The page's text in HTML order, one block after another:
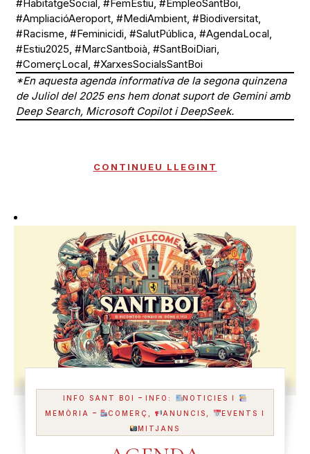
#HabitatgeSocial, #FemEstiu, #EmpleoSantBoi,
#AmpliacióAeroport, #MediAmbient, #Biodiversitat,
#Racisme, #Feminicidi, #SalutPública, #AgendaLocal,
#Estiu2025, #MarcSantboià, #SantBoiDiari,
#ComerçLocal, #XarxesSocialsSantBoi
*En aquesta agenda informativa de la segona quinzena
de Juliol del 2025 ens hem donat suport de Gemini amb
Deep Search, Microsoft Copilot i DeepSeek.
CONTINUEU LLEGINT
INFO SANT BOI -INFO:
NOTICIES I
MEMÒRIA
- COMERÇ, ANUNCIS,
EVENTS I
MITJANS